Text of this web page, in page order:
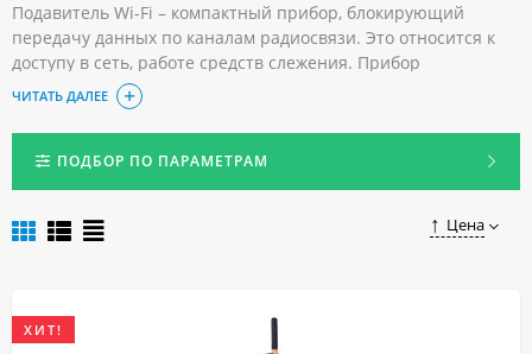
Подавитель Wi-Fi – компактный прибор, блокирующий
передачу данных по каналам радиосвязи. Это относится к
доступу в сеть, работе средств слежения. Прибор
эффективен для борьбы с разными видами шпионажа.
Блокираторы используют частные лица и организации в
личных, корпоративных целях.
Купить качественную и надежную глушилку Wi-Fi по
доступной цене в Новосибирске вы можете, сделав заказ в
ЧИТАТЬ ДАЛЕЕ
ПОДБОР ПО ПАРАМЕТРАМ
Цена
ХИТ!